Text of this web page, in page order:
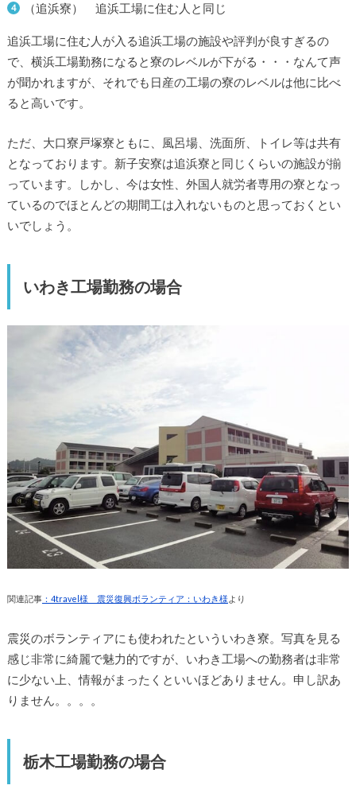
（追浜寮） 追浜工場に住む人と同じ
追浜工場に住む人が入る追浜工場の施設や評判が良すぎるの
で、横浜工場勤務になると寮のレベルが下がる・・・なんて声
が聞かれますが、それでも日産の工場の寮のレベルは他に比べ
ると高いです。
ただ、大口寮戸塚寮ともに、風呂場、洗面所、トイレ等は共有
となっております。新子安寮は追浜寮と同じくらいの施設が揃
っています。しかし、今は女性、外国人就労者専用の寮となっ
ているのでほとんどの期間工は入れないものと思っておくとい
いでしょう。
いわき工場勤務の場合
関連記事：4travel様 震災復興ボランティア：いわき様より
震災のボランティアにも使われたといういわき寮。写真を見る
感じ非常に綺麗で魅力的ですが、いわき工場への勤務者は非常
に少ない上、情報がまったくといいほどありません。申し訳あ
りません。。。。
栃木工場勤務の場合